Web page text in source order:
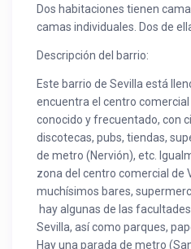
Dos habitaciones tienen
camas individuales. Dos de
Descripción del barrio:
Este barrio de Sevilla está
encuentra el centro
conocido y frecuentado, con
discotecas, pubs, tiendas,
de metro (Nervión), etc.
zona del centro comercial de
muchísimos bares,
hay algunas de las
Sevilla, así como parques,
Hay una parada de metro